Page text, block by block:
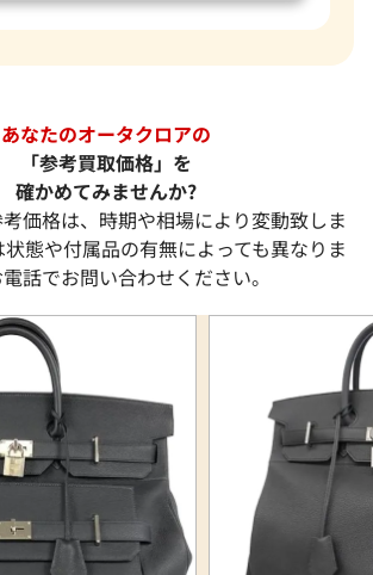
あなたのオータクロアの
「参考買取価格」を
確かめてみませんか?
価格は、時期や相場により変動致しま
態や付属品の有無によっても異なりま
話でお問い合わせください。